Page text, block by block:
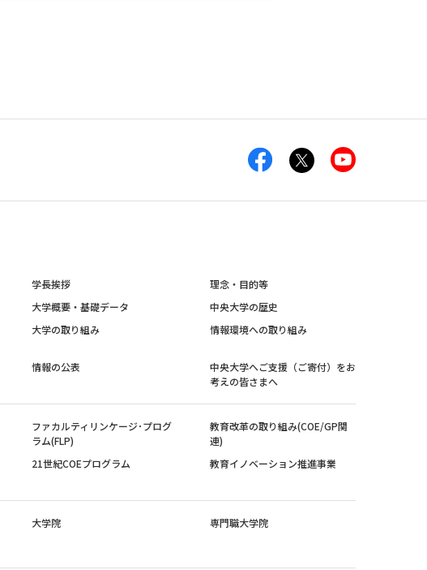
学長挨拶
理念・目的等
大学概要・基礎データ
中央大学の歴史
大学の取り組み 情報環境への取り組み
情報の公表
中央大学へご支援（ご寄付）をお
考えの皆さまへ
ファカルティリンケージ･プログ
ラム(FLP)
教育改革の取り組み(COE/GP関
連)
21世紀COEプログラム 教育イノベーション推進事業
大学院
専門職大学院